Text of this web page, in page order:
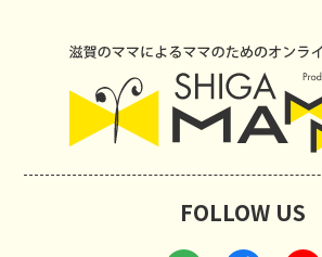
FOLLOW US